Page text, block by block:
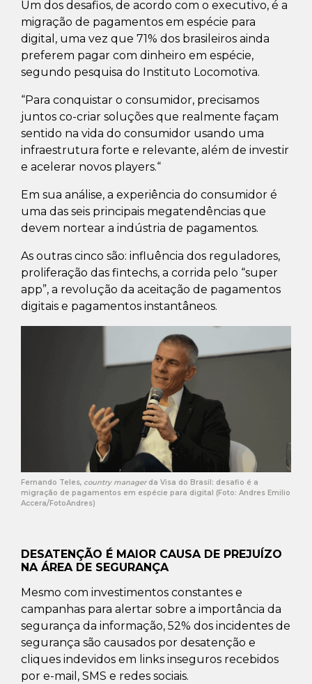
Um dos desafios, de acordo com o executivo, é a
migração de pagamentos em espécie para
digital, uma vez que 71% dos brasileiros ainda
preferem pagar com dinheiro em espécie,
segundo pesquisa do Instituto Locomotiva.
“Para conquistar o consumidor, precisamos
juntos co-criar soluções que realmente façam
sentido na vida do consumidor usando uma
infraestrutura forte e relevante, além de investir
e acelerar novos players.“
Em sua análise, a experiência do consumidor é
uma das seis principais megatendências que
devem nortear a indústria de pagamentos.
As outras cinco são: influência dos reguladores,
proliferação das fintechs, a corrida pelo “super
app”, a revolução da aceitação de pagamentos
digitais e pagamentos instantâneos.
Fernando Teles, country managerda Visa do Brasil: desafio é a
migração de pagamentos em espécie para digital (Foto: Andres Emilio
Accera/FotoAndres)
DESATENÇÃO É MAIOR CAUSA DE PREJUÍZO
NA ÁREA DE SEGURANÇA
Mesmo com investimentos constantes e
campanhas para alertar sobre a importância da
segurança da informação, 52% dos incidentes de
segurança são causados por desatenção e
cliques indevidos em links inseguros recebidos
por e-mail, SMS e redes sociais.